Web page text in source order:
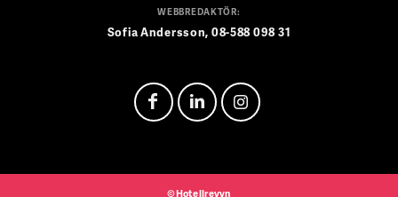
WEBBREDAKTÖR:
Sofia Andersson, 08-588 098 31
©Hotellrevyn